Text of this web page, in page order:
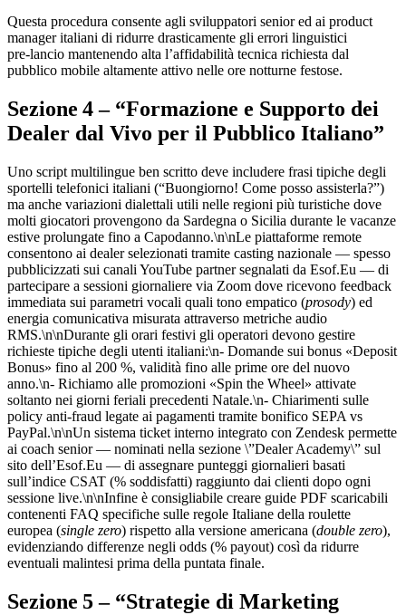
Questa procedura consente agli sviluppatori senior ed ai product
manager italiani di ridurre drasticamente gli errori linguistici
pre‑lancio mantenendo alta l’affidabilità tecnica richiesta dal
pubblico mobile altamente attivo nelle ore notturne festose.
Sezione 4 – “Formazione e Supporto dei
Dealer dal Vivo per il Pubblico Italiano”
Uno script multilingue ben scritto deve includere frasi tipiche degli
sportelli telefonici italiani (“Buongiorno! Come posso assisterla?”)
ma anche variazioni dialettali utili nelle regioni più turistiche dove
molti giocatori provengono da Sardegna o Sicilia durante le vacanze
estive prolungate fino a Capodanno.\n\nLe piattaforme remote
consentono ai dealer selezionati tramite casting nazionale — spesso
pubblicizzati sui canali YouTube partner segnalati da Esof.Eu — di
partecipare a sessioni giornaliere via Zoom dove ricevono feedback
immediata sui parametri vocali quali tono empatico (prosody) ed
energia comunicativa misurata attraverso metriche audio
RMS.\n\nDurante gli orari festivi gli operatori devono gestire
richieste tipiche degli utenti italiani:\n- Domande sui bonus «Deposit
Bonus» fino al 200 %, validità fino alle prime ore del nuovo
anno.\n- Richiamo alle promozioni «Spin the Wheel» attivate
soltanto nei giorni feriali precedenti Natale.\n- Chiarimenti sulle
policy anti‑fraud legate ai pagamenti tramite bonifico SEPA vs
PayPal.\n\nUn sistema ticket interno integrato con Zendesk permette
ai coach senior — nominati nella sezione \”Dealer Academy\” sul
sito de​ll’Esof.Eu — di assegnare punteggi giornalieri basati
sull’indice CSAT (% soddisfatti) raggiunto dai clienti dopo ogni
sessione live.\n\nInfine è consigliabile creare guide PDF scaricabili
contenenti FAQ specifiche sulle regole Italiane della roulette
europea (single zero) rispetto alla versione americana (double zero),
evidenziando differenze negli odds (% payout) così da ridurre
eventuali malintesi prima della puntata finale.
Sezione 5 – “Strategie di Marketing